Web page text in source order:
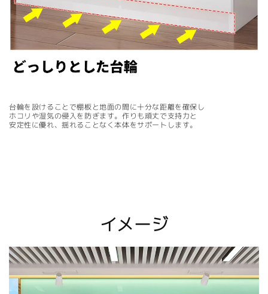
台輪を設けることで棚板と地面の間に十分な距離を確保し
ホコリや湿気の侵入を防ぎます。作りも頑丈で支持力と
安定性に優れ、揺れることなく本体をサポートします。
イメージ